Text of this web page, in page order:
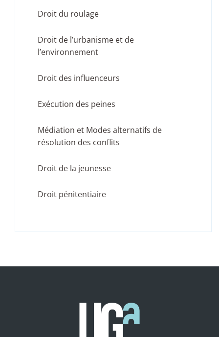
Droit du roulage
Droit de l’urbanisme et de
l’environnement
Droit des influenceurs
Exécution des peines
Médiation et Modes alternatifs de
résolution des conflits
Droit de la jeunesse
Droit pénitentiaire